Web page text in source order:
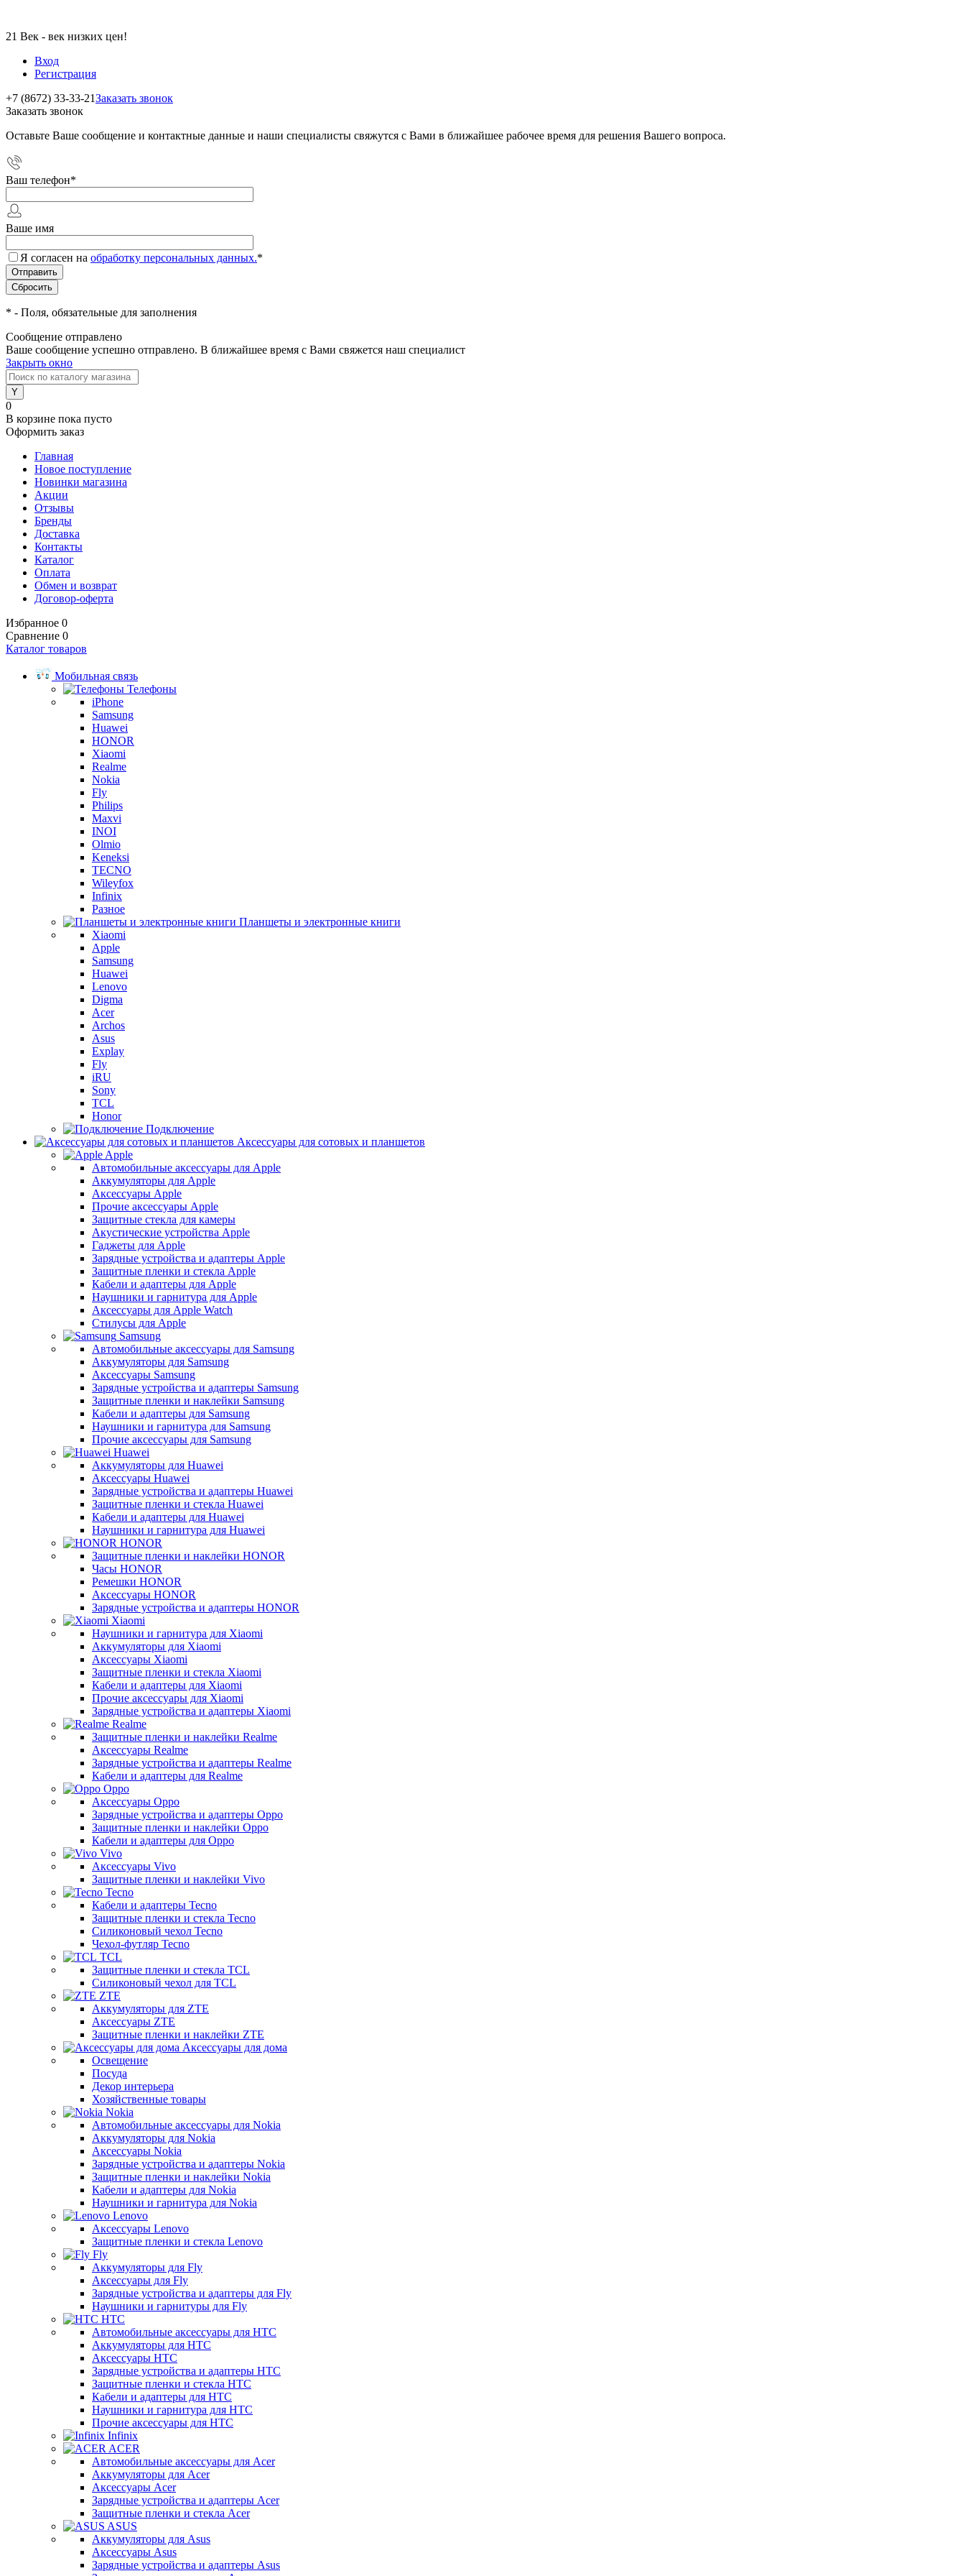
21 Век - век низких цен!
Вход
Регистрация
+7 (8672) 33-33-21Заказать звонок
Заказать звонок
Оставьте Ваше сообщение и контактные данные и наши специалисты свяжутся с Вами в ближайшее рабочее время для решения Вашего вопроса.
Ваш телефон*
Ваше имя
Я согласен на обработку персональных данных.*
* - Поля, обязательные для заполнения
Сообщение отправлено
Ваше сообщение успешно отправлено. В ближайшее время с Вами свяжется наш специалист
Закрыть окно
0
В корзине пока пусто
Оформить заказ
Главная
Новое поступление
Новинки магазина
Акции
Отзывы
Бренды
Доставка
Контакты
Каталог
Оплата
Обмен и возврат
Договор-оферта
Избранное 0
Сравнение 0
Каталог товаров
Мобильная связь
Телефоны
iPhone
Samsung
Huawei
HONOR
Xiaomi
Realme
Nokia
Fly
Philips
Maxvi
INOI
Olmio
Keneksi
TECNO
Wileyfox
Infinix
Разное
Планшеты и электронные книги
Xiaomi
Apple
Samsung
Huawei
Lenovo
Digma
Acer
Archos
Asus
Explay
Fly
iRU
Sony
TCL
Honor
Подключение
Аксессуары для сотовых и планшетов
Apple
Автомобильные аксессуары для Apple
Аккумуляторы для Apple
Аксессуары Apple
Прочие аксессуары Apple
Защитные стекла для камеры
Акустические устройства Apple
Гаджеты для Apple
Зарядные устройства и адаптеры Apple
Защитные пленки и стекла Apple
Кабели и адаптеры для Apple
Наушники и гарнитура для Apple
Аксессуары для Apple Watch
Стилусы для Apple
Samsung
Автомобильные аксессуары для Samsung
Аккумуляторы для Samsung
Аксессуары Samsung
Зарядные устройства и адаптеры Samsung
Защитные пленки и наклейки Samsung
Кабели и адаптеры для Samsung
Наушники и гарнитура для Samsung
Прочие аксессуары для Samsung
Huawei
Аккумуляторы для Huawei
Аксессуары Huawei
Зарядные устройства и адаптеры Huawei
Защитные пленки и стекла Huawei
Кабели и адаптеры для Huawei
Наушники и гарнитура для Huawei
HONOR
Защитные пленки и наклейки HONOR
Часы HONOR
Ремешки HONOR
Аксессуары HONOR
Зарядные устройства и адаптеры HONOR
Xiaomi
Наушники и гарнитура для Xiaomi
Аккумуляторы для Xiaomi
Аксессуары Xiaomi
Защитные пленки и стекла Xiaomi
Кабели и адаптеры для Xiaomi
Прочие аксессуары для Xiaomi
Зарядные устройства и адаптеры Xiaomi
Realme
Защитные пленки и наклейки Realme
Аксессуары Realme
Зарядные устройства и адаптеры Realme
Кабели и адаптеры для Realme
Oppo
Аксессуары Oppo
Зарядные устройства и адаптеры Oppo
Защитные пленки и наклейки Oppo
Кабели и адаптеры для Oppo
Vivo
Аксессуары Vivo
Защитные пленки и наклейки Vivo
Tecno
Кабели и адаптеры Tecno
Защитные пленки и стекла Tecno
Силиконовый чехол Tecno
Чехол-футляр Tecno
TCL
Защитные пленки и стекла TCL
Силиконовый чехол для TCL
ZTE
Аккумуляторы для ZTE
Аксессуары ZTE
Защитные пленки и наклейки ZTE
Аксессуары для дома
Освещение
Посуда
Декор интерьера
Хозяйственные товары
Nokia
Автомобильные аксессуары для Nokia
Аккумуляторы для Nokia
Аксессуары Nokia
Зарядные устройства и адаптеры Nokia
Защитные пленки и наклейки Nokia
Кабели и адаптеры для Nokia
Наушники и гарнитура для Nokia
Lenovo
Аксессуары Lenovo
Защитные пленки и стекла Lenovo
Fly
Аккумуляторы для Fly
Аксессуары для Fly
Зарядные устройства и адаптеры для Fly
Наушники и гарнитуры для Fly
HTC
Автомобильные аксессуары для HTC
Аккумуляторы для HTC
Аксессуары HTC
Зарядные устройства и адаптеры HTC
Защитные пленки и стекла HTC
Кабели и адаптеры для HTC
Наушники и гарнитура для HTC
Прочие аксессуары для HTC
Infinix
ACER
Автомобильные аксессуары для Acer
Аккумуляторы для Acer
Аксессуары Acer
Зарядные устройства и адаптеры Acer
Защитные пленки и стекла Acer
ASUS
Аккумуляторы для Asus
Аксессуары Asus
Зарядные устройства и адаптеры Asus